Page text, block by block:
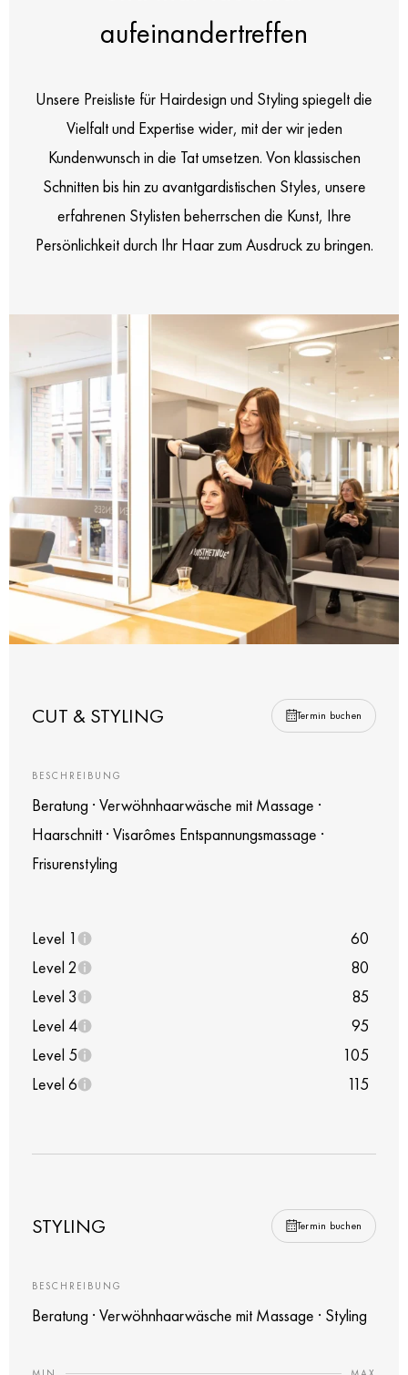
Gregorio Ruiz
Level 3
Magnus Lindemann
Tamara Kühschelm
Level 6
aufeinandertreffen
Unsere Preisliste für Hairdesign und Styling spiegelt die
Vielfalt und Expertise wider, mit der wir jeden
Kundenwunsch in die Tat umsetzen. Von klassischen
Schnitten bis hin zu avantgardistischen Styles, unsere
erfahrenen Stylisten beherrschen die Kunst, Ihre
Persönlichkeit durch Ihr Haar zum Ausdruck zu bringen.
CUT & STYLING Termin buchen
BESCHREIBUNG
Beratung · Verwöhnhaarwäsche mit Massage ·
Haarschnitt · Visarômes Entspannungsmassage ·
Frisurenstyling
Level 1
60
Level 2
80
Level 3
85
Level 4
95
Level 5
105
Level 6
115
STYLING Termin buchen
BESCHREIBUNG
Beratung · Verwöhnhaarwäsche mit Massage · Styling